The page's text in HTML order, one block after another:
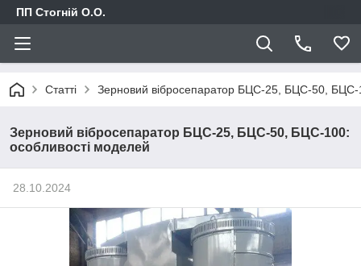
ПП Стогній О.О.
Статті Зерновий вібросепаратор БЦС-25, БЦС-50, БЦС-
Зерновий вібросепаратор БЦС-25, БЦС-50, БЦС-100:
особливості моделей
28.10.2024